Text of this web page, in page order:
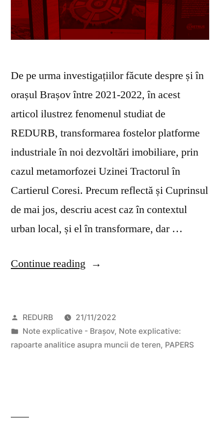
De pe urma investigațiilor făcute despre și în
orașul Brașov între 2021-2022, în acest
articol ilustrez fenomenul studiat de
REDURB, transformarea fostelor platforme
industriale în noi dezvoltări imobiliare, prin
cazul metamorfozei Uzinei Tractorul în
Cartierul Coresi. Precum reflectă și Cuprinsul
de mai jos, descriu acest caz în contextul
urban local, și el în transformare, dar …
Continue reading “Faima
de
Posted
by
REDURB
21/11/2022
Posted
in
Note explicative - Brașov, Note explicative:
rapoarte analitice asupra muncii de teren, PAPERS